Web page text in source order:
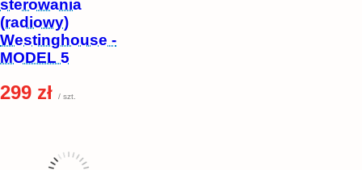
sterowania
(radiowy)
Westinghouse -
MODEL 5
299 zł / szt.